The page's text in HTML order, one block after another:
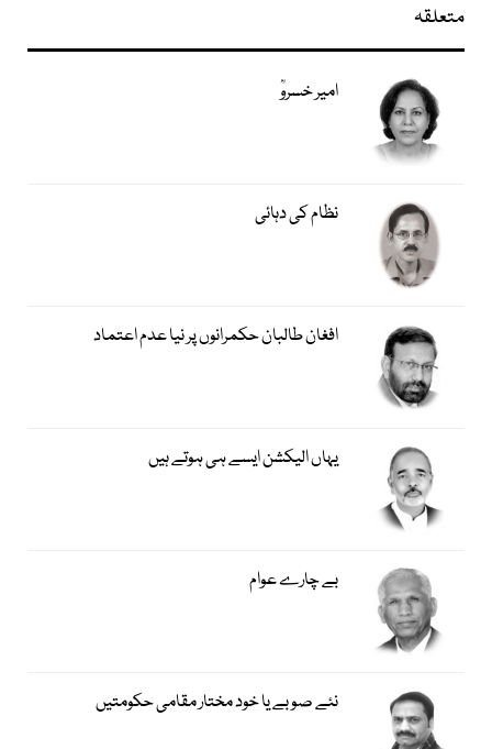
متعلقہ
امیر خسروؒ
نظام کی دہائی
افغان طالبان حکمرانوں پر نیا عدم اعتماد
یہاں الیکشن ایسے ہی ہوتے ہیں
بے چارے عوام
نئے صوبے یا خود مختار مقامی حکومتیں